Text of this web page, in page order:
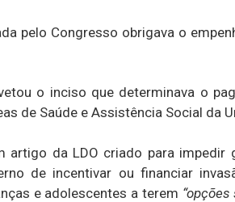
pelo Congresso obrigava o
o inciso que determinava o
de Saúde e Assistência Social da
artigo da LDO criado para impedir
de incentivar ou financiar
e adolescentes a terem “opções